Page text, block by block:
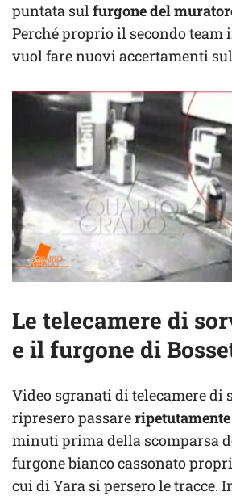
puntata sulfurgone del
Perché proprio il secondo team
vuol fare nuovi accertamenti
Le telecamere di
e il furgone di
Video sgranati di telecamere di
ripresero passareripetutamente
minuti prima della scomparsa
furgone bianco cassonato
cui di Yara si persero le tracce.